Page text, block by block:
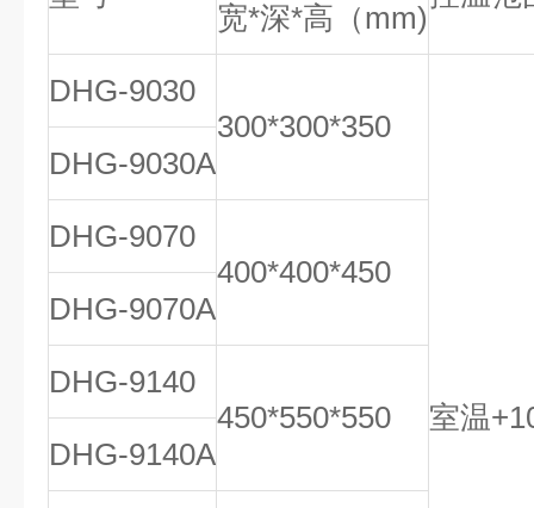
宽*深*高（mm)
DHG-9030
300*300*350
室温
DHG-9030A
DHG-9070
400*400*450
DHG-9070A
DHG-9140
450*550*550
DHG-9140A